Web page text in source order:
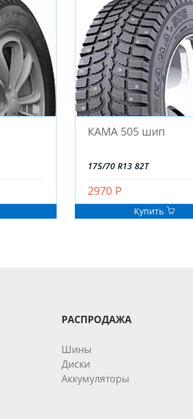
КАМА 505 шип
175/70 R13 82T
2970 Р
Купить
РАСПРОДАЖА
Шины
Диски
Аккумуляторы